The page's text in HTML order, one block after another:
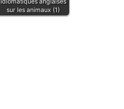
sur les animaux (1)